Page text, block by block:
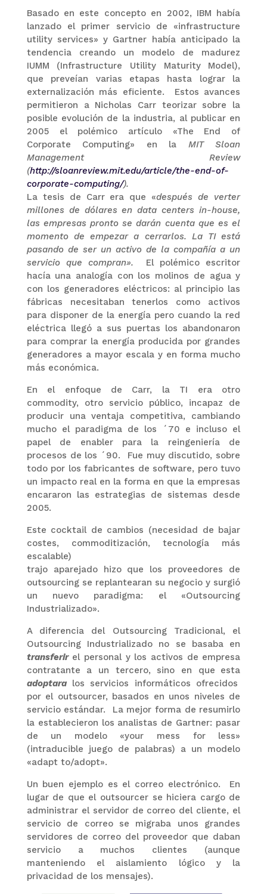
Basado en este concepto en 2002, IBM había
lanzado el primer servicio de «infrastructure
utility services» y Gartner había anticipado la
tendencia creando un modelo de madurez
IUMM (Infrastructure Utility Maturity Model),
que preveían varias etapas hasta lograr la
externalización más eficiente. Estos avances
permitieron a Nicholas Carr teorizar sobre la
posible evolución de la industria, al publicar en
2005 el polémico artículo «The End of
Corporate Computing» en la MIT Sloan
Management Review
(http://sloanreview.mit.edu/article/the-end-of-
corporate-computing/).
La tesis de Carr era que «después de verter
millones de dólares en data centers in-house,
las empresas pronto se darán cuenta que es el
momento de empezar a cerrarlos. La TI está
pasando de ser un activo de la compañía a un
servicio que compran». El polémico escritor
hacía una analogía con los molinos de agua y
con los generadores eléctricos: al principio las
fábricas necesitaban tenerlos como activos
para disponer de la energía pero cuando la red
eléctrica llegó a sus puertas los abandonaron
para comprar la energía producida por grandes
generadores a mayor escala y en forma mucho
más económica.
En el enfoque de Carr, la TI era otro
commodity, otro servicio público, incapaz de
producir una ventaja competitiva, cambiando
mucho el paradigma de los ´70 e incluso el
papel de enabler para la reingeniería de
procesos de los ´90. Fue muy discutido, sobre
todo por los fabricantes de software, pero tuvo
un impacto real en la forma en que la empresas
encararon las estrategias de sistemas desde
2005.
Este cocktail de cambios (necesidad de bajar
costes, commoditización, tecnología más
escalable)
trajo aparejado hizo que los proveedores de
outsourcing se replantearan su negocio y surgió
un nuevo paradigma: el «Outsourcing
Industrializado».
A diferencia del Outsourcing Tradicional, el
Outsourcing Industrializado no se basaba en
transferirel personal y los activos de empresa
contratante a un tercero, sino en que
esta
adoptaralos servicios informáticos ofrecidos
por el outsourcer, basados en unos niveles de
servicio estándar. La mejor forma de resumirlo
la establecieron los analistas de Gartner: pasar
de un modelo «your mess for less»
(intraducible juego de palabras) a un modelo
«adapt to/adopt».
Un buen ejemplo es el correo electrónico. En
lugar de que el outsourcer se hiciera cargo de
administrar el servidor de correo del cliente, el
servicio de correo se migraba unos grandes
servidores de correo del proveedor que daban
servicio a muchos clientes (aunque
manteniendo el aislamiento lógico y la
privacidad de los mensajes).